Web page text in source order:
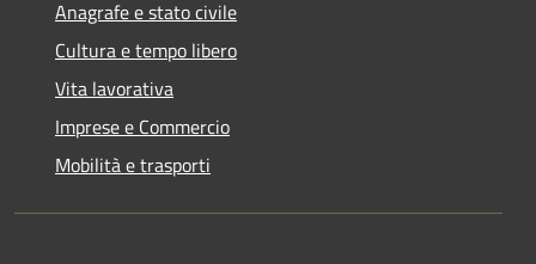
Anagrafe e stato civile
Cultura e tempo libero
Vita lavorativa
Imprese e Commercio
Mobilità e trasporti